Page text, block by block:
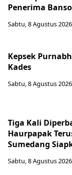
Penerima
Sabtu, 8 Agustus 2026
Kepsek
Kades
Sabtu, 8 Agustus 2026
Tiga Kali
Haurpapak
Sumedang
Sabtu, 8 Agustus 2026